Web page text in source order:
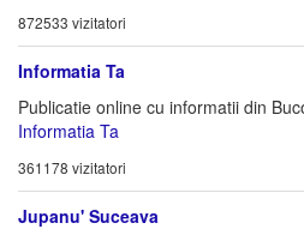
872533 vizitatori
Informatia Ta
Publicatie online cu informatii din
Informatia Ta
361178 vizitatori
Jupanu' Suceava